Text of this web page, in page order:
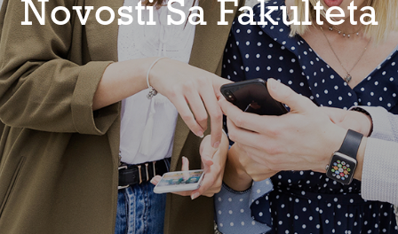
Novosti Sa Fakulteta